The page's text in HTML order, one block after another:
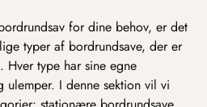
for dine behov, er det
typer af bordrundsave, der er
type har sine egne
I denne sektion vil vi